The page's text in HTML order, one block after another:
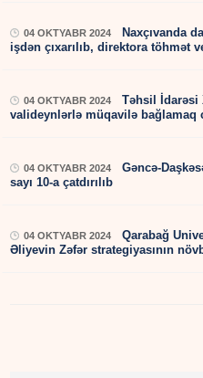
04 OKTYABR 2024
Naxçıvanda
işdən çıxarılıb, direktora töhmət
04 OKTYABR 2024
Təhsil İdarəsi
valideynlərlə müqavilə bağlamaq
04 OKTYABR 2024
Gəncə-
sayı 10-a çatdırılıb
04 OKTYABR 2024
Qarabağ
Əliyevin Zəfər strategiyasının